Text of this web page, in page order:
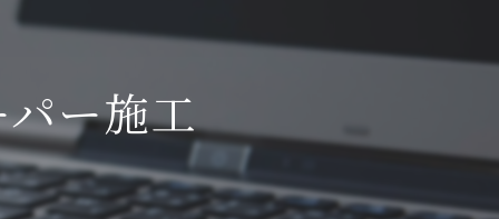
新車
中古車
専門店
ー施工